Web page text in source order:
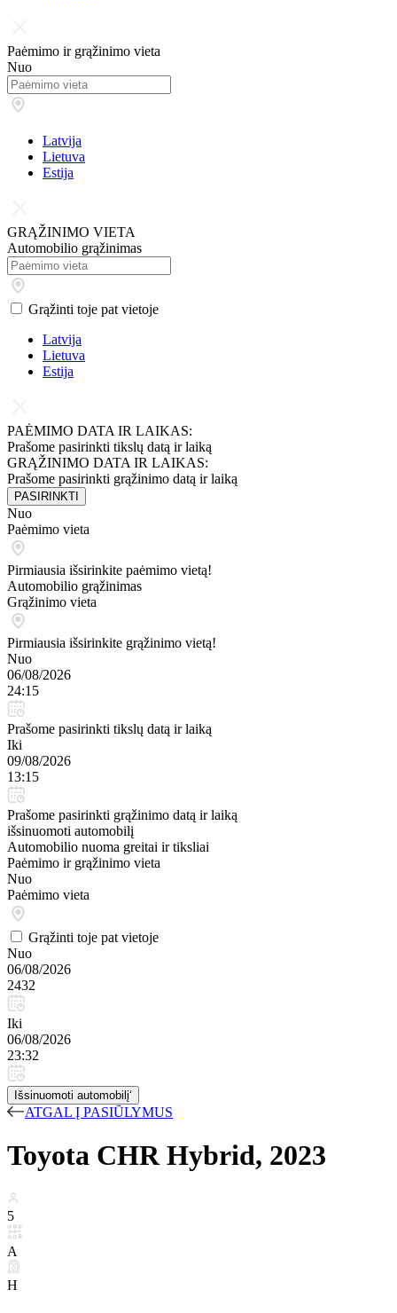
Paėmimo ir grąžinimo vieta
Nuo
Latvija
Lietuva
Estija
GRĄŽINIMO VIETA
Automobilio grąžinimas
Grąžinti toje pat vietoje
Latvija
Lietuva
Estija
PAĖMIMO DATA IR LAIKAS:
Prašome pasirinkti tikslų datą ir laiką
GRĄŽINIMO DATA IR LAIKAS:
Prašome pasirinkti grąžinimo datą ir laiką
PASIRINKTI
Nuo
Paėmimo vieta
Pirmiausia išsirinkite paėmimo vietą!
Automobilio grąžinimas
Grąžinimo vieta
Pirmiausia išsirinkite grąžinimo vietą!
Nuo
06/08/2026
24:15
Prašome pasirinkti tikslų datą ir laiką
Iki
09/08/2026
13:15
Prašome pasirinkti grąžinimo datą ir laiką
išsinuomoti automobilį
Automobilio nuoma greitai ir tiksliai
Paėmimo ir grąžinimo vieta
Nuo
Paėmimo vieta
Grąžinti toje pat vietoje
Nuo
06/08/2026
2432
Iki
06/08/2026
23:32
Išsinuomoti automobilį‘
ATGAL Į PASIŪLYMUS
Toyota CHR Hybrid, 2023
5
A
H